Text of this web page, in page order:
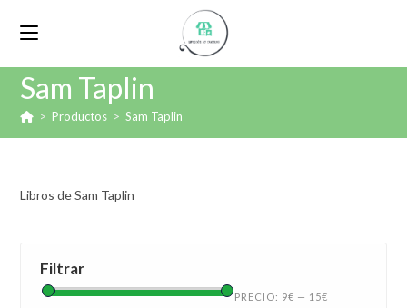
Sam Taplin
> Productos > Sam Taplin
Libros de Sam Taplin
Filtrar
PRECIO: 9€ — 15€